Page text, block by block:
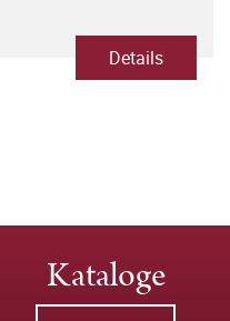
Details
Kataloge